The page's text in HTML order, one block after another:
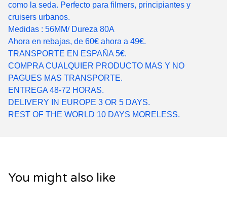
como la seda. Perfecto para filmers, principiantes y
cruisers urbanos.
Medidas : 56MM/ Dureza 80A
Ahora en rebajas, de 60€ ahora a 49€.
TRANSPORTE EN ESPAÑA 5€.
COMPRA CUALQUIER PRODUCTO MAS Y NO
PAGUES MAS TRANSPORTE.
ENTREGA 48-72 HORAS.
DELIVERY IN EUROPE 3 OR 5 DAYS.
REST OF THE WORLD 10 DAYS MORELESS.
You might also like